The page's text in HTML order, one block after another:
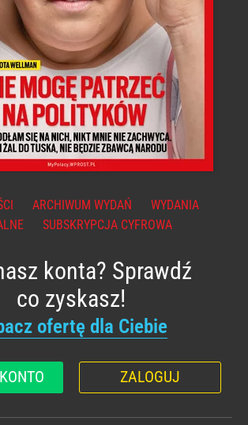
ARCHIWUM WYDAŃ
WYDANIA
SUBSKRYPCJA CYFROWA
konta? Sprawdź
co zyskasz!
ofertę dla Ciebie
ZALOGUJ